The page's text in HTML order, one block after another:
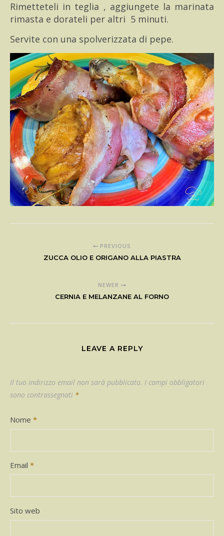
Rimetteteli in teglia , aggiungete la marinata
rimasta e dorateli per altri 5 minuti.
Servite con una spolverizzata di pepe.
PREVIOUS
ZUCCA OLIO E ORIGANO ALLA PIASTRA
NEWER
CERNIA E MELANZANE AL FORNO
LEAVE A REPLY
Il tuo indirizzo email non sarà pubblicato. I campi obbligatori
sono contrassegnati *
Nome *
Email *
Sito web